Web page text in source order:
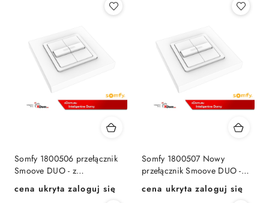
Somfy 1800506 przełącznik
Smoove DUO - z
podtrzymaniem
Cena:
cena ukryta zaloguj się
Somfy 1800507 Nowy
przełącznik Smoove DUO -
bez podtrzymania
Cena:
cena ukryta zaloguj się